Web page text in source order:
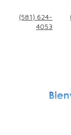
(581) 624-
4053